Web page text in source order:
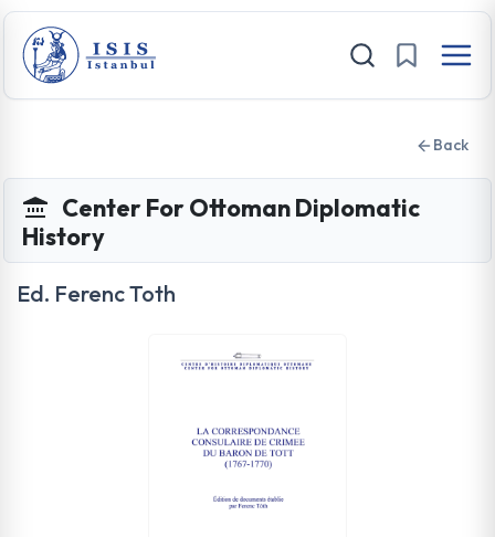
Back
Center For Ottoman Diplomatic
History
Ed. Ferenc Toth